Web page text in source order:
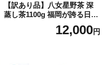
【訳あり品】八女星野茶 深
蒸し茶1100g 福岡が誇る日本
茶_ 訳アリ 常温 お茶 茶袋 常
備品 おちゃ ocha 茶葉 緑茶
12,000円